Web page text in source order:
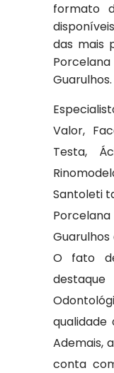
formato
das mais
Guarulhos.
Valor,
Testa,
Santoleti
O fato
qualidade
Ademais,
conta